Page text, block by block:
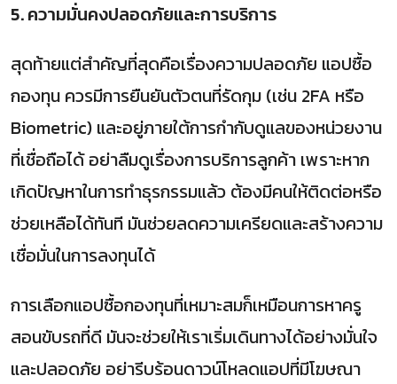
5. ความมั่นคงปลอดภัยและการบริการ
สุดท้ายแต่สำคัญที่สุดคือเรื่องความปลอดภัย แอปซื้อ
กองทุน ควรมีการยืนยันตัวตนที่รัดกุม (เช่น 2FA หรือ
Biometric) และอยู่ภายใต้การกำกับดูแลของหน่วยงาน
ที่เชื่อถือได้ อย่าลืมดูเรื่องการบริการลูกค้า เพราะหาก
เกิดปัญหาในการทำธุรกรรมแล้ว ต้องมีคนให้ติดต่อหรือ
ช่วยเหลือได้ทันที มันช่วยลดความเครียดและสร้างความ
เชื่อมั่นในการลงทุนได้
การเลือกแอปซื้อกองทุนที่เหมาะสมก็เหมือนการหาครู
สอนขับรถที่ดี มันจะช่วยให้เราเริ่มเดินทางได้อย่างมั่นใจ
และปลอดภัย อย่ารีบร้อนดาวน์โหลดแอปที่มีโฆษณา